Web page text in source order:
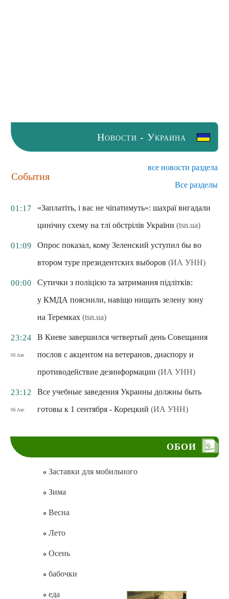
Новости - Украина
События
все новости раздела
Все разделы
01:17
«Заплатіть, і вас не чіпатимуть»: шахраї вигадали
цинічну схему на тлі обстрілів України (tsn.ua)
01:09
Опрос показал, кому Зеленский уступил бы во
втором туре президентских выборов (ИА УНН)
00:00
Сутички з поліцією та затримання підлітків:
у КМДА пояснили, навіщо нищать зелену зону
на Теремках (tsn.ua)
23:24
06 Авг
В Киеве завершился четвертый день Совещания
послов с акцентом на ветеранов, диаспору и
противодействие дезинформации (ИА УНН)
23:12
06 Авг
Все учебные заведения Украины должны быть
готовы к 1 сентября - Корецкий (ИА УНН)
ОБОИ
Заставки для мобильного
Зима
Весна
Лето
Осень
бабочки
еда